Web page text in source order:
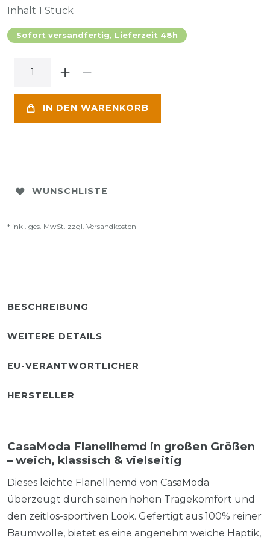
Inhalt 1 Stück
Sofort versandfertig, Lieferzeit 48h
IN DEN WARENKORB
WUNSCHLISTE
* inkl. ges. MwSt. zzgl. Versandkosten
BESCHREIBUNG
WEITERE DETAILS
EU-VERANTWORTLICHER
HERSTELLER
CasaModa Flanellhemd in großen Größen
– weich, klassisch & vielseitig
Dieses leichte Flanellhemd von CasaModa
überzeugt durch seinen hohen Tragekomfort und
den zeitlos-sportiven Look. Gefertigt aus 100% reiner
Baumwolle, bietet es eine angenehm weiche Haptik,